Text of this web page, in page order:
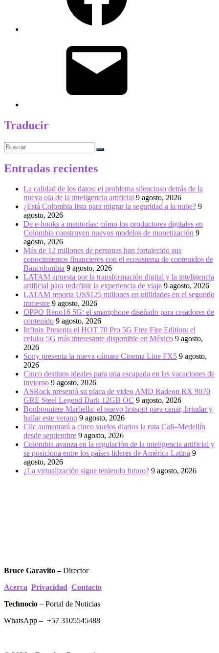
Traducir
Buscar
Entradas recientes
La calidad de los datos: el problema silencioso detrás de la
nueva ola de la inteligencia artificial 9 agosto, 2026
¿Está Colombia lista para migrar la seguridad a la nube? 9
agosto, 2026
De e-books a mentorías: cómo los productores digitales en
Colombia construyen nuevos modelos de monetización 9
agosto, 2026
Más de 12 millones de personas han fortalecido sus
conocimientos financieros con el ecosistema de contenidos de
Bancolombia 9 agosto, 2026
LATAM apuesta por la transformación digital y la inteligencia
artificial para redefinir la experiencia de viaje 9 agosto, 2026
LATAM reporta US$125 millones en utilidades en el segundo
trimestre 9 agosto, 2026
OPPO Reno16 5G: el smartphone diseñado para creadores de
contenido 9 agosto, 2026
Infinix Presenta el HOT 70 Pro 5G Free Fire Edition: el
celular 5G más interesante disponible en México 9 agosto,
2026
Sony presenta la nueva cámara Cinema Line FX5 9 agosto,
2026
Cinco destinos ideales para una escapada en las vacaciones de
invierno 9 agosto, 2026
ASRock presentó su placa de video AMD Radeon RX 9070
GRE Steel Legend Dark 12GB OC 9 agosto, 2026
Bonbonniere Marbella: el nuevo hotspot para cenar, brindar y
bailar este verano 9 agosto, 2026
Clic aumentará a cinco vuelos diarios la ruta Cali–Medellín
desde septiembre 9 agosto, 2026
Colombia avanza en la regulación de la inteligencia artificial y
se posiciona entre los países líderes de América Latina 9
agosto, 2026
¿La virtualización sigue teniendo futuro? 9 agosto, 2026
Bruce Garavito – Director
Acerca Privacidad Contacto
Technocio – Portal de Noticias
WhatsApp – +57 3105545488